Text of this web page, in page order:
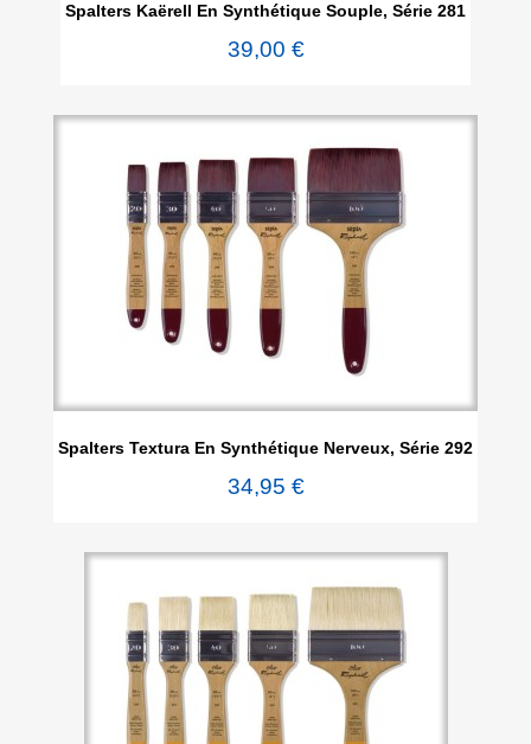
Spalters Kaërell En Synthétique Souple, Série 281
39,00 €
Spalters Textura En Synthétique Nerveux, Série 292
34,95 €